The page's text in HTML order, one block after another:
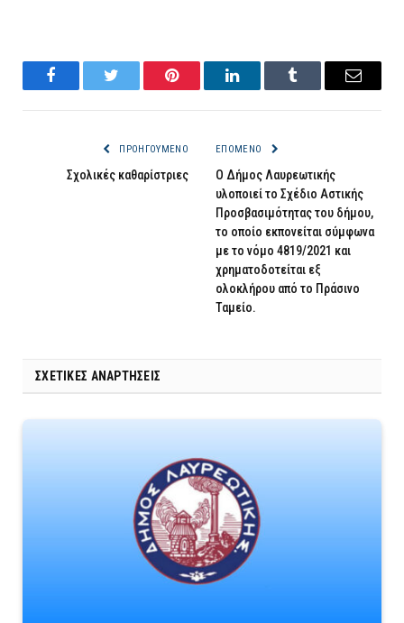
FacebookTwitter Pinterest LinkedInTumblr Email
ΠΡΟΗΓΟΎΜΕΝΟ
Σχολικές καθαρίστριες
ΕΠΌΜΕΝΟ
Ο Δήμος Λαυρεωτικής
υλοποιεί το Σχέδιο Αστικής
Προσβασιμότητας του δήμου,
το οποίο εκπονείται σύμφωνα
με το νόμο 4819/2021 και
χρηματοδοτείται εξ
ολοκλήρου από το Πράσινο
Ταμείο.
ΣΧΕΤΙΚΈΣ ΑΝΑΡΤΉΣΕΙΣ